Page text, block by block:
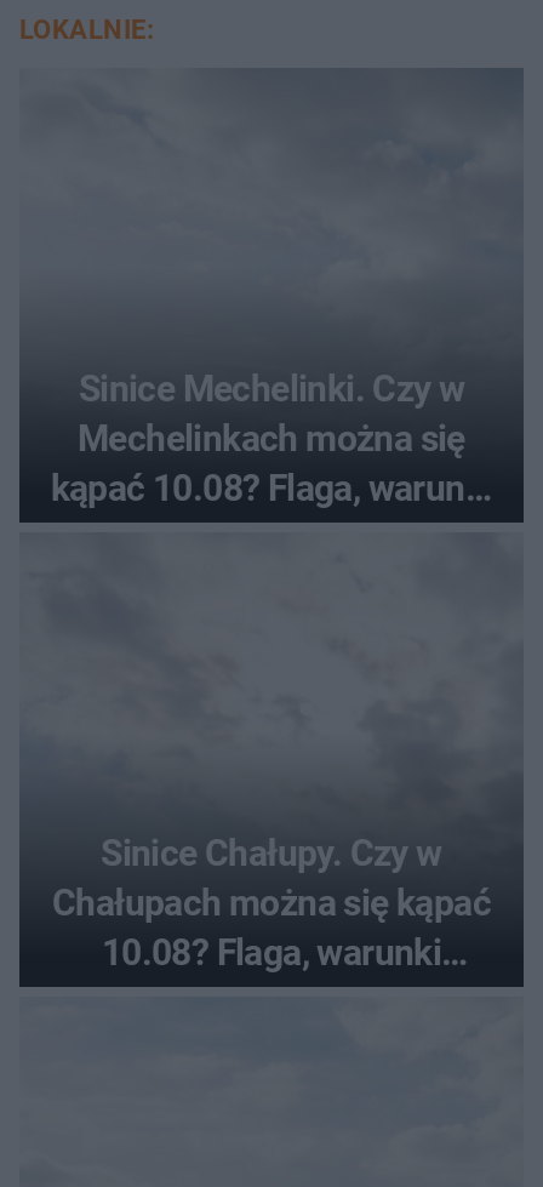
LOKALNIE:
Sinice Mechelinki. Czy w
Mechelinkach można się
kąpać 10.08? Flaga, warunki
pogodowe
Sinice Chałupy. Czy w
Chałupach można się kąpać
10.08? Flaga, warunki
pogodowe